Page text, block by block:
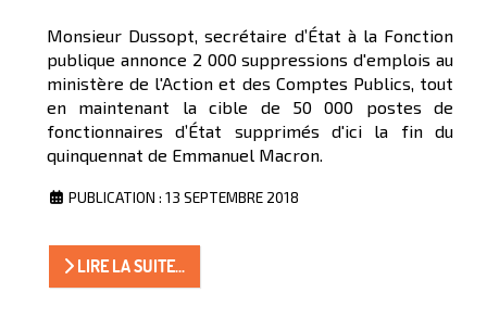
Monsieur Dussopt, secrétaire d’État à la Fonction
publique annonce 2 000 suppressions d'emplois au
ministère de l'Action et des Comptes Publics, tout
en maintenant la cible de 50 000 postes de
fonctionnaires d’État supprimés d'ici la fin du
quinquennat de Emmanuel Macron.
PUBLICATION : 13 SEPTEMBRE 2018
LIRE LA SUITE...